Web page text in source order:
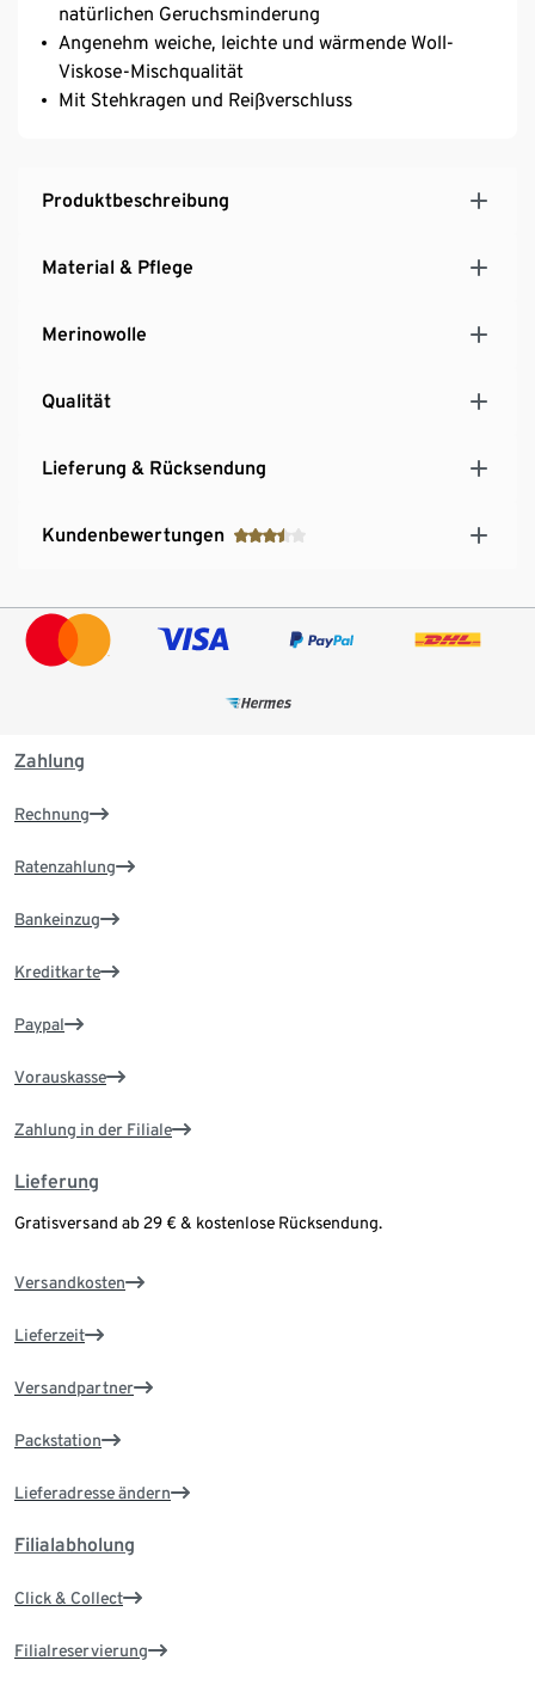
natürlichen Geruchsminderung
Angenehm weiche, leichte und wärmende Woll-
Viskose-Mischqualität
Mit Stehkragen und Reißverschluss
Produktbeschreibung
Material & Pflege
Merinowolle
Qualität
Lieferung & Rücksendung
Kundenbewertungen
Zahlung
Rechnung
Ratenzahlung
Bankeinzug
Kreditkarte
Paypal
Vorauskasse
Zahlung in der Filiale
Lieferung
Gratisversand ab 29 € & kostenlose Rücksendung.
Versandkosten
Lieferzeit
Versandpartner
Packstation
Lieferadresse ändern
Filialabholung
Click & Collect
Filialreservierung